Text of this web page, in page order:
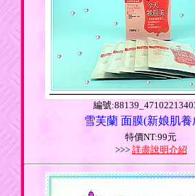
編號
雪芙蘭 面膜(新娘肌養
特價NT:99元
>>> 詳盡說明介紹